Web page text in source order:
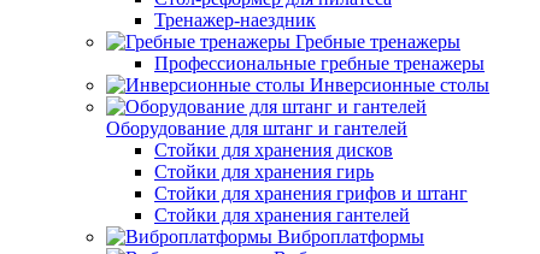
Тренажер-наездник
Гребные тренажеры
Профессиональные гребные тренажеры
Инверсионные столы
Оборудование для штанг и гантелей
Стойки для хранения дисков
Стойки для хранения гирь
Стойки для хранения грифов и штанг
Стойки для хранения гантелей
Виброплатформы